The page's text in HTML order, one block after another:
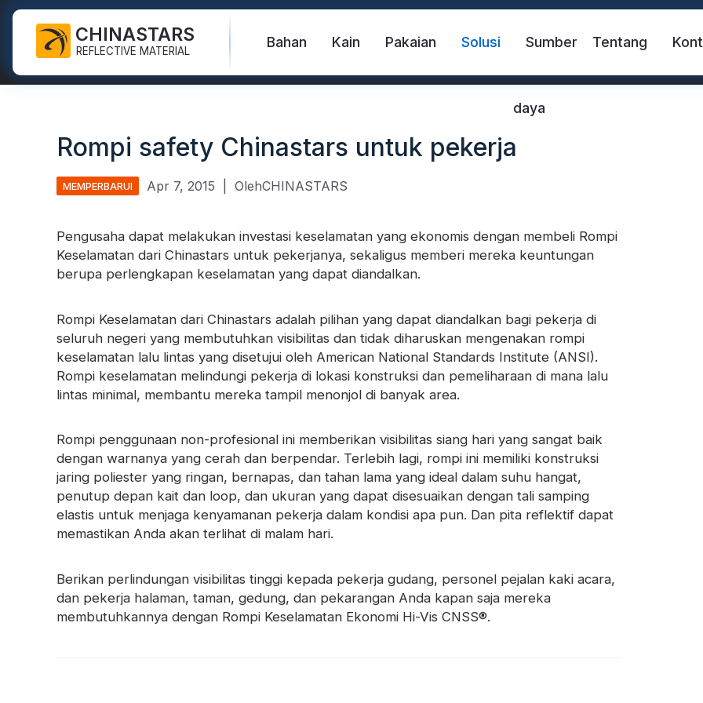
CHINASTARS
REFLECTIVE MATERIAL
Bahan
Pita Pencuci Industri
Pita Reflektif FR
Panas
Pita Reflektif
Benang Reflektif
Pita Prismatik
Bahan Glow In The Dark
Kain
Kain Reflektif Pelangi
Kain Reflektif Perak
Kain Reflektif Warna
Kain Reflektif Gradien
Kain Reflektif Berlubang
Pakaian
Hai Vis Jaket
Celana Keamanan
Kemeja & Kaus Keselamatan
Baju Keselamatan
Solusi
Produk baru
Video
Sumber
daya
Katalog
Standar internasional
Tentang
Tautan
Kain Reflektif
Vinyl Perpindahan Panas Reflektif Kain Reflektif Pelangi
Rompi safety Chinastars untuk pekerja
MEMPERBARUI Apr 7, 2015 OlehCHINASTARS
Pengusaha dapat melakukan investasi keselamatan yang ekonomis dengan membeli Rompi
Keselamatan dari Chinastars untuk pekerjanya, sekaligus memberi mereka keuntungan
berupa perlengkapan keselamatan yang dapat diandalkan.
Rompi Keselamatan dari Chinastars adalah pilihan yang dapat diandalkan bagi pekerja di
seluruh negeri yang membutuhkan visibilitas dan tidak diharuskan mengenakan rompi
keselamatan lalu lintas yang disetujui oleh American National Standards Institute (ANSI).
Rompi keselamatan melindungi pekerja di lokasi konstruksi dan pemeliharaan di mana lalu
lintas minimal, membantu mereka tampil menonjol di banyak area.
Rompi penggunaan non-profesional ini memberikan visibilitas siang hari yang sangat baik
dengan warnanya yang cerah dan berpendar. Terlebih lagi, rompi ini memiliki konstruksi
jaring poliester yang ringan, bernapas, dan tahan lama yang ideal dalam suhu hangat,
penutup depan kait dan loop, dan ukuran yang dapat disesuaikan dengan tali samping
elastis untuk menjaga kenyamanan pekerja dalam kondisi apa pun. Dan pita reflektif dapat
memastikan Anda akan terlihat di malam hari.
Berikan perlindungan visibilitas tinggi kepada pekerja gudang, personel pejalan kaki acara,
dan pekerja halaman, taman, gedung, dan pekarangan Anda kapan saja mereka
membutuhkannya dengan Rompi Keselamatan Ekonomi Hi-Vis CNSS®.